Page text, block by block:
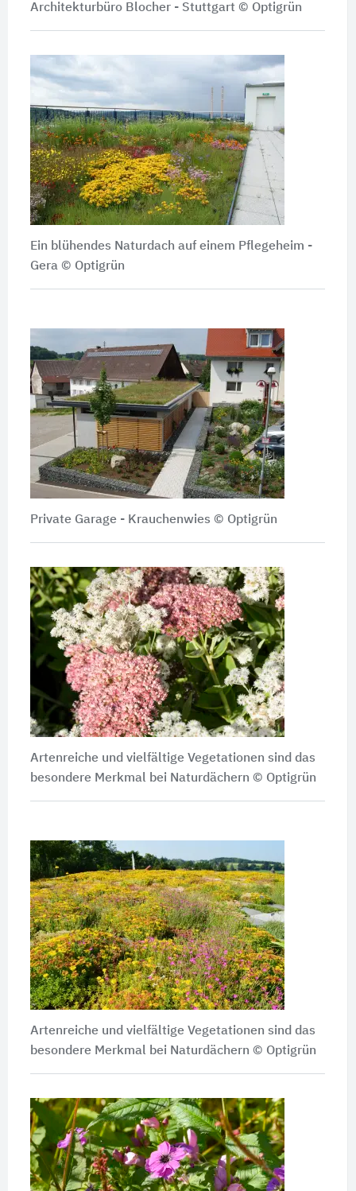
Architekturbüro Blocher - Stuttgart © Optigrün
Ein blühendes Naturdach auf einem Pflegeheim -
Gera © Optigrün
Private Garage - Krauchenwies © Optigrün
Artenreiche und vielfältige Vegetationen sind das
besondere Merkmal bei Naturdächern © Optigrün
Artenreiche und vielfältige Vegetationen sind das
besondere Merkmal bei Naturdächern © Optigrün